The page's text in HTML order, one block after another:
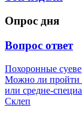
Опрос дня
Вопрос ответ
Похоронные
Можно ли пройти
или средне-
Склеп